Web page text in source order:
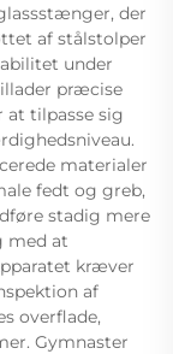
der
af stålstolper
under
præcise
at tilpasse sig
materialer
fedt og greb,
stadig mere
med at
kræver
af
overflade,
Gymnaster